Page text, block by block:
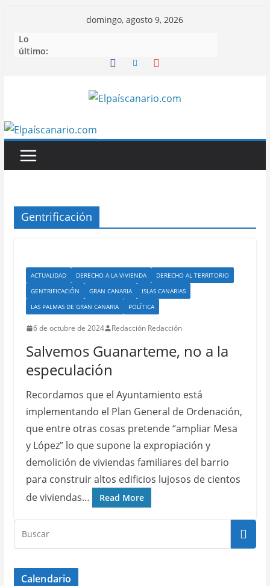
contenido
domingo, agosto 9, 2026
Lo
último:
Gentrificación
ACTUALIDAD DERECHO A LA VIVIENDA
DERECHO AL TERRITORIO
GENTRIFICACIÓN
GRAN CANARIA
ISLAS CANARIAS
LAS PALMAS DE GRAN CANARIA
POLÍTICA
6 de octubre de 2024 Redacción Redacción
Salvemos Guanarteme, no a la
especulación
Recordamos que el Ayuntamiento está
implementando el Plan General de Ordenación,
que entre otras cosas pretende “ampliar Mesa
y López” lo que supone la expropiación y
demolición de viviendas familiares del barrio
para construir altos edificios lujosos de cientos
de viviendas…
Read More
Calendario